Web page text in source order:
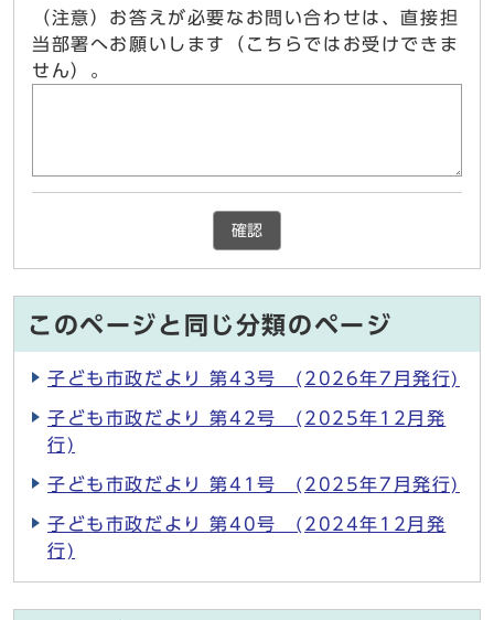
（注意）お答えが必要なお問い合わせは、直接担
当部署へお願いします（こちらではお受けできま
せん）。
確認
このページと同じ分類のページ
子ども市政だより 第43号 (2026年7月発行)
子ども市政だより 第42号 (2025年12月発
行)
子ども市政だより 第41号 (2025年7月発行)
子ども市政だより 第40号 (2024年12月発
行)